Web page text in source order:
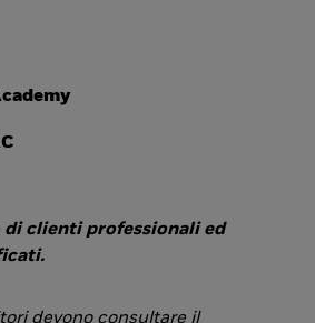
di clienti professionali ed
devono consultare il